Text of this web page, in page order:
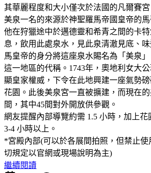
其華麗程度和大小僅次於法國的凡爾賽宮
美泉一名的來源於神聖羅馬帝國皇帝的
他在狩獵途中於邁德靈和希青之間的卡特
息，飲用此處泉水，見此泉清澈見底、
馬皇帝的身分將這座泉水賜名為「美泉
這一地區的代稱。1743年，奧地利女大
顯皇家權威，下令在此地興建一座氣勢
花園。此後美泉宮一直被擴建，而現在
間，其中45間對外開放供參觀。
網友提醒內部導覽約需 1.5 小時，加上
3-4 小時以上。
*宮殿內部(可以於各展間拍照，但禁止
切規定以官網或現場說明為主)
繼續閱讀